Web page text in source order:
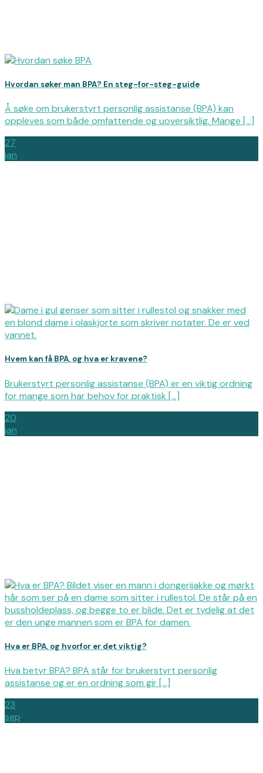
Hvordan søker man BPA? En steg-for-steg-guide
Å søke om brukerstyrt personlig assistanse (BPA) kan
oppleves som både omfattende og uoversiktlig. Mange [...]
27
jan
Hvem kan få BPA, og hva er kravene?
Brukerstyrt personlig assistanse (BPA) er en viktig ordning
for mange som har behov for praktisk [...]
20
jan
Hva er BPA, og hvorfor er det viktig?
Hva betyr BPA? BPA står for brukerstyrt personlig
assistanse og er en ordning som gir [...]
23
sep